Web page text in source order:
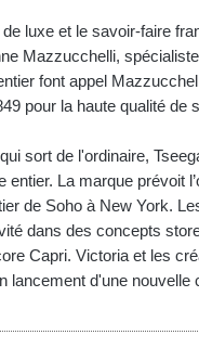
de luxe et le savoir-faire
Mazzucchelli,
font appel
pour la haute qualité de
sort de l'ordinaire,
entier. La marque prévoit
de Soho à New York.
dans des concepts
Capri. Victoria et les
lancement d'une